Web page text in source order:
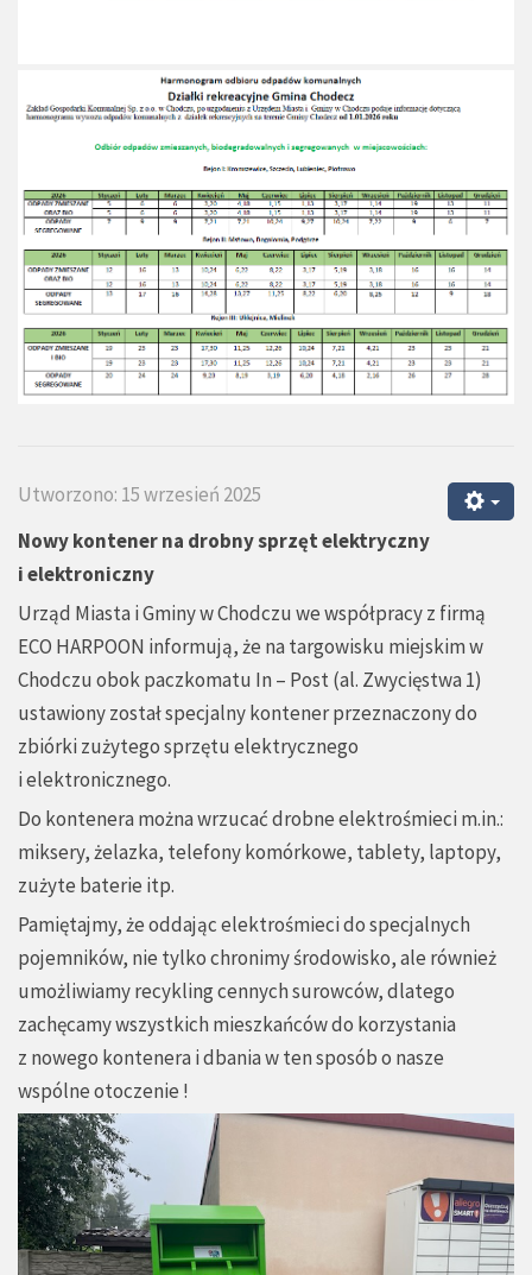
Utworzono: 15 wrzesień 2025
Nowy kontener na drobny sprzęt elektryczny
i elektroniczny
Urząd Miasta i Gminy w Chodczu we współpracy z firmą
ECO HARPOON informują, że na targowisku miejskim w
Chodczu obok paczkomatu In – Post (al. Zwycięstwa 1)
ustawiony został specjalny kontener przeznaczony do
zbiórki zużytego sprzętu elektrycznego
i elektronicznego.
Do kontenera można wrzucać drobne elektrośmieci m.in.:
miksery, żelazka, telefony komórkowe, tablety, laptopy,
zużyte baterie itp.
Pamiętajmy, że oddając elektrośmieci do specjalnych
pojemników, nie tylko chronimy środowisko, ale również
umożliwiamy recykling cennych surowców, dlatego
zachęcamy wszystkich mieszkańców do korzystania
z nowego kontenera i dbania w ten sposób o nasze
wspólne otoczenie !